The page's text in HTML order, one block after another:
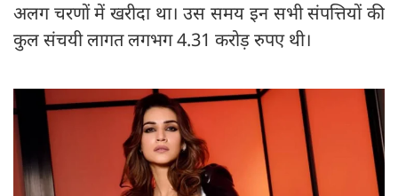
अलग चरणों में खरीदा था। उस समय इन सभी संपत्तियों की
कुल संचयी लागत लगभग 4.31 करोड़ रुपए थी।